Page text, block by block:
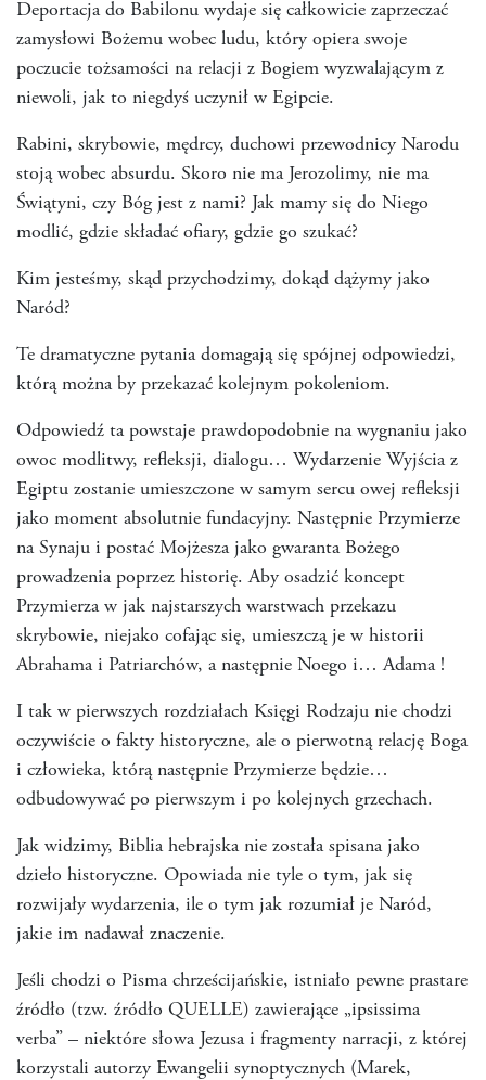
Deportacja do Babilonu wydaje się całkowicie zaprzeczać
zamysłowi Bożemu wobec ludu, który opiera swoje
poczucie tożsamości na relacji z Bogiem wyzwalającym z
niewoli, jak to niegdyś uczynił w Egipcie.
Rabini, skrybowie, mędrcy, duchowi przewodnicy Narodu
stoją wobec absurdu. Skoro nie ma Jerozolimy, nie ma
Świątyni, czy Bóg jest z nami? Jak mamy się do Niego
modlić, gdzie składać ofiary, gdzie go szukać?
Kim jesteśmy, skąd przychodzimy, dokąd dążymy jako
Naród?
Te dramatyczne pytania domagają się spójnej odpowiedzi,
którą można by przekazać kolejnym pokoleniom.
Odpowiedź ta powstaje prawdopodobnie na wygnaniu jako
owoc modlitwy, refleksji, dialogu… Wydarzenie Wyjścia z
Egiptu zostanie umieszczone w samym sercu owej refleksji
jako moment absolutnie fundacyjny. Następnie Przymierze
na Synaju i postać Mojżesza jako gwaranta Bożego
prowadzenia poprzez historię. Aby osadzić koncept
Przymierza w jak najstarszych warstwach przekazu
skrybowie, niejako cofając się, umieszczą je w historii
Abrahama i Patriarchów, a następnie Noego i… Adama !
I tak w pierwszych rozdziałach Księgi Rodzaju nie chodzi
oczywiście o fakty historyczne, ale o pierwotną relację Boga
i człowieka, którą następnie Przymierze będzie…
odbudowywać po pierwszym i po kolejnych grzechach.
Jak widzimy, Biblia hebrajska nie została spisana jako
dzieło historyczne. Opowiada nie tyle o tym, jak się
rozwijały wydarzenia, ile o tym jak rozumiał je Naród,
jakie im nadawał znaczenie.
Jeśli chodzi o Pisma chrześcijańskie, istniało pewne prastare
źródło (tzw. źródło QUELLE) zawierające „ipsissima
verba” – niektóre słowa Jezusa i fragmenty narracji, z której
korzystali autorzy Ewangelii synoptycznych (Marek,